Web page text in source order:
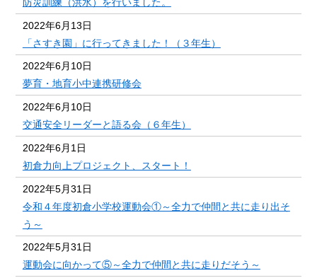
2022年6月13日
「さすき園」に行ってきました！（３年生）
2022年6月10日
夢育・地育小中連携研修会
2022年6月10日
交通安全リーダーと語る会（６年生）
2022年6月1日
初倉力向上プロジェクト、スタート！
2022年5月31日
令和４年度初倉小学校運動会①～全力で仲間と共に走り出そ
う～
2022年5月31日
運動会に向かって⑤～全力で仲間と共に走りだそう～